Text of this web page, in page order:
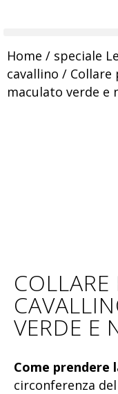
Home / speciale
cavallino / Collare
maculato verde e
COLLARE
VERDE E
Come prendere
circonferenza